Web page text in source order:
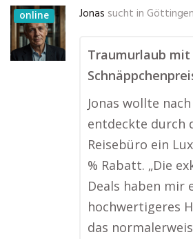
online Jonas sucht in
Traumurlaub mit
Jonas wollte
entdeckte durch
Reisebüro ein
% Rabatt. „Die
Deals haben mir
hochwertigeres
das